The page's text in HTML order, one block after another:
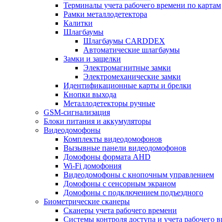
Терминалы учета рабочего времени по картам
Рамки металлодетектора
Калитки
Шлагбаумы
Шлагбаумы CARDDEX
Автоматические шлагбаумы
Замки и защелки
Электромагнитные замки
Электромеханические замки
Идентификационные карты и брелки
Кнопки выхода
Металлодетекторы ручные
GSM-сигнализация
Блоки питания и аккумуляторы
Видеодомофоны
Комплекты видеодомофонов
Вызывные панели видеодомофонов
Домофоны формата AHD
Wi-Fi домофония
Видеодомофоны с кнопочным управлением
Домофоны с сенсорным экраном
Домофоны с подключением подъездного
Биометрические сканеры
Сканеры учета рабочего времени
Системы контроля доступа и учета рабочего